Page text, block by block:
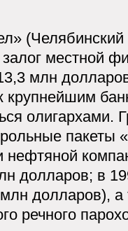
(Челябинский
местной
млн
крупнейшим
пакеты
нефтяной
долларов; в
долларов),
речного